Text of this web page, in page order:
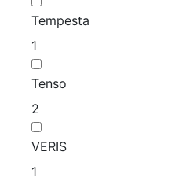
Tempesta
1
Tenso
2
VERIS
1